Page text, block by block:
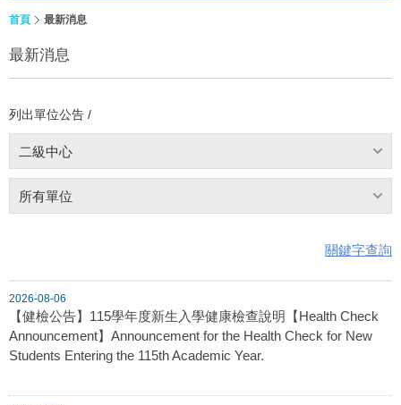
首頁 最新消息
最新消息
列出單位公告 /
二級中心
所有單位
關鍵字查詢
2026-08-06
【健檢公告】115學年度新生入學健康檢查說明【Health Check
Announcement】Announcement for the Health Check for New
Students Entering the 115th Academic Year.